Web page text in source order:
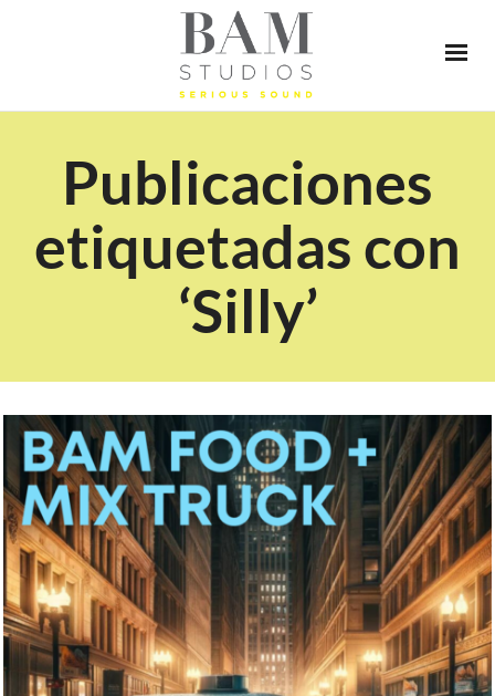
Publicaciones
etiquetadas con
‘Silly’